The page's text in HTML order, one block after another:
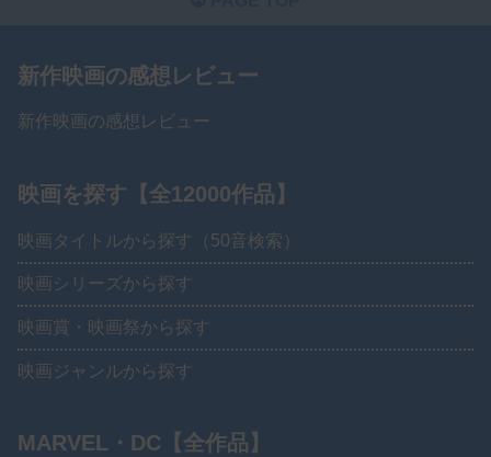
新作映画の感想レビュー
新作映画の感想レビュー
映画を探す【全12000作品】
映画タイトルから探す（50音検索）
映画シリーズから探す
映画賞・映画祭から探す
映画ジャンルから探す
MARVEL・DC【全作品】